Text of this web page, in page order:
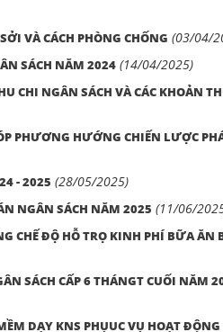
VÀ CÁCH PHÒNG CHỐNG (03/04/
SÁCH NĂM 2024 (14/04/2025)
CHI NGÂN SÁCH VÀ CÁC KHOẢN
PHƯƠNG HƯỚNG CHIẾN LƯỢC
- 2025 (28/05/2025)
NGÂN SÁCH NĂM 2025 (11/06/
CHẾ ĐỘ HỖ TRỌ KINH PHÍ BỮA ĂN
SÁCH CẤP 6 THÁNGT CUỐI NĂM
DẠY KNS PHỤUC VỤ HOẠT ĐỘNG